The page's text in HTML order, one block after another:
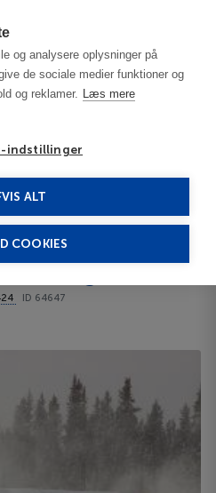
og analysere oplysninger på
de sociale medier funktioner og
og reklamer. Læs mere
indstillinger
ALT
COOKIES
4****
ID 64647